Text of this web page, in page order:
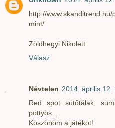
http://
mint/
Zöldhegyi Nikolett
Válasz
Névtelen 2014. április 12.
Red spot sütőtálak,
pöttyös...
Köszönöm a játékot!